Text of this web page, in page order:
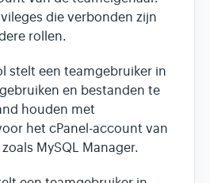
die verbonden zijn
rollen.
stelt een teamgebruiker in
en bestanden te
houden met
het cPanel-account van
MySQL Manager.